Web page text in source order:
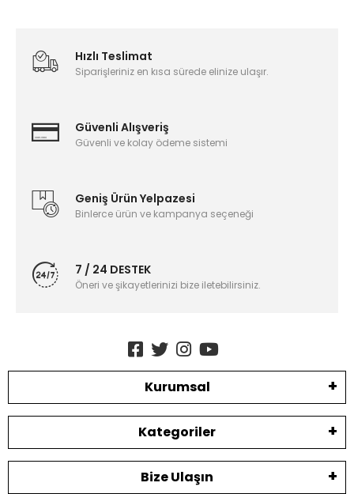
Hızlı Teslimat
Siparişleriniz en kısa sürede elinize ulaşır.
Güvenli Alışveriş
Güvenli ve kolay ödeme sistemi
Geniş Ürün Yelpazesi
Binlerce ürün ve kampanya seçeneği
7 / 24 DESTEK
Öneri ve şikayetlerinizi bize iletebilirsiniz.
Kurumsal
Kategoriler
Bize Ulaşın